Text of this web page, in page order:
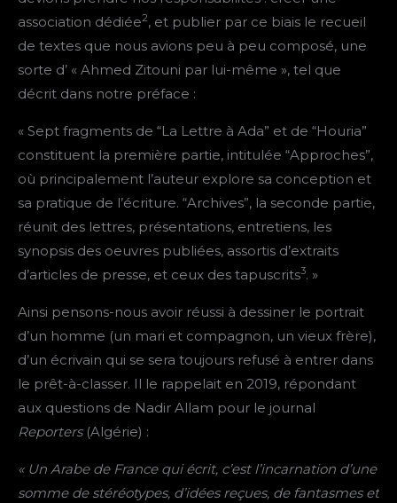
association dédiée2, et publier par ce biais le recueil
de textes que nous avions peu à peu composé, une
sorte d’ « Ahmed Zitouni par lui-même », tel que
décrit dans notre préface :
« Sept fragments de “La Lettre à Ada” et de “Houria”
constituent la première partie, intitulée “Approches”,
où principalement l’auteur explore sa conception et
sa pratique de l’écriture. “Archives”, la seconde partie,
réunit des lettres, présentations, entretiens, les
synopsis des oeuvres publiées, assortis d’extraits
d’articles de presse, et ceux des tapuscrits3. »
Ainsi pensons-nous avoir réussi à dessiner le portrait
d’un homme (un mari et compagnon, un vieux frère),
d’un écrivain qui se sera toujours refusé à entrer dans
le prêt-à-classer. Il le rappelait en 2019, répondant
aux questions de Nadir Allam pour le journal
Reporters (Algérie) :
« Un Arabe de France qui écrit, c’est l’incarnation d’une
somme de stéréotypes, d’idées reçues, de fantasmes et